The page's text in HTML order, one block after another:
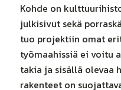
Kohde on
julkisivut sekä
tuo projektiin omat
työmaahissiä ei voitu
takia ja sisällä olevaa
rakenteet on